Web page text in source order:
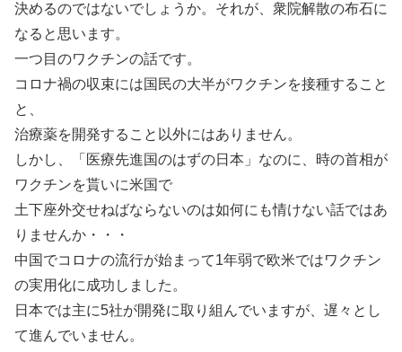
決めるのではないでしょうか。それが、衆院解散の布石に
なると思います。
一つ目のワクチンの話です。
コロナ禍の収束には国民の大半がワクチンを接種すること
と、
治療薬を開発すること以外にはありません。
しかし、「医療先進国のはずの日本」なのに、時の首相が
ワクチンを貰いに米国で
土下座外交せねばならないのは如何にも情けない話ではあ
りませんか・・・
中国でコロナの流行が始まって1年弱で欧米ではワクチン
の実用化に成功しました。
日本では主に5社が開発に取り組んでいますが、遅々とし
て進んでいません。